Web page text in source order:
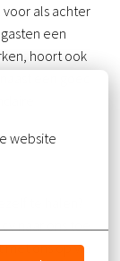
website
als achter
een
hoort ook
te halen?
naar ons toe.
ons op via